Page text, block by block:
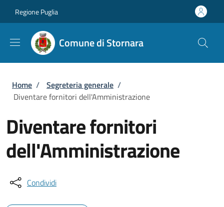
Regione Puglia
Comune di Stornara
Briciole di pane
Home / Segreteria generale /
Diventare fornitori dell'Amministrazione
Diventare fornitori
dell'Amministrazione
Condividi